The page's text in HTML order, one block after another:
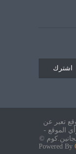
اشترك
تعبر عن
الموقع -
©
Powered By